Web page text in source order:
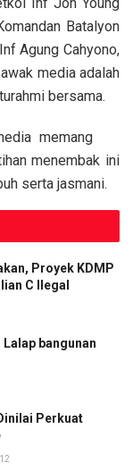
Batalyon
Agung Cahyono,
media adalah
bersama.
memang
menembak ini
serta jasmani.
Proyek KDMP
C Ilegal
bangunan
Perkuat
12